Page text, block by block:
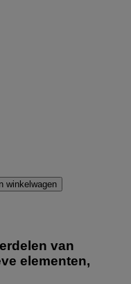
In winkelwagen
van
elementen,